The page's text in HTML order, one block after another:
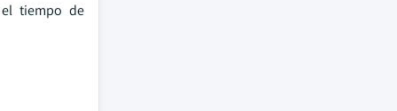
tiempo de